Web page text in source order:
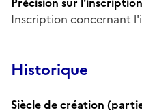
Inscription concernant
Historique
Siècle de création